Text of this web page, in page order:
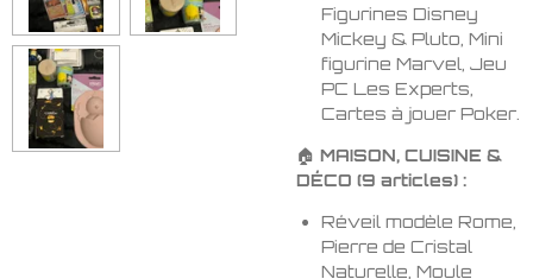
Figurines Disney
Mickey & Pluto, Mini
figurine Marvel, Jeu
PC Les Experts,
Cartes à jouer Poker.
🏠 MAISON, CUISINE &
DÉCO (9 articles) :
Réveil modèle Rome,
Pierre de Cristal
Naturelle, Moule